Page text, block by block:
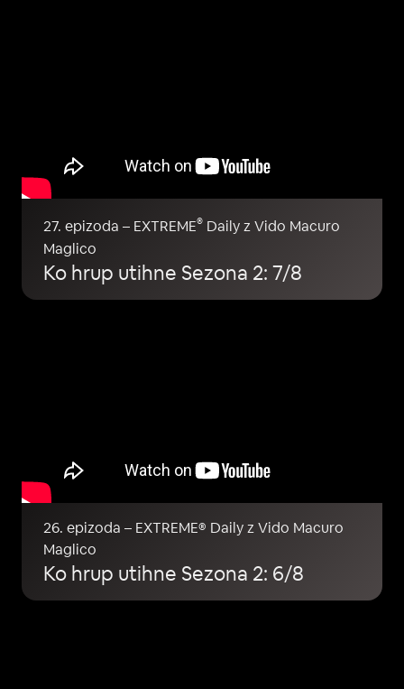
27. epizoda – EXTREME® Daily z Vido Macuro
Maglico
Ko hrup utihne Sezona 2: 7/8
26. epizoda – EXTREME® Daily z Vido Macuro
Maglico
Ko hrup utihne Sezona 2: 6/8